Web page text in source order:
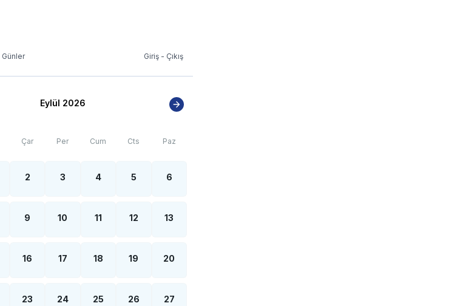
Günler Giriş - Çıkış
Eylül 2026
Çar Per Cum Cts Paz
2 3 4 5 6
9 10 11 12 13
16 17 18 19 20
23 24 25 26 27